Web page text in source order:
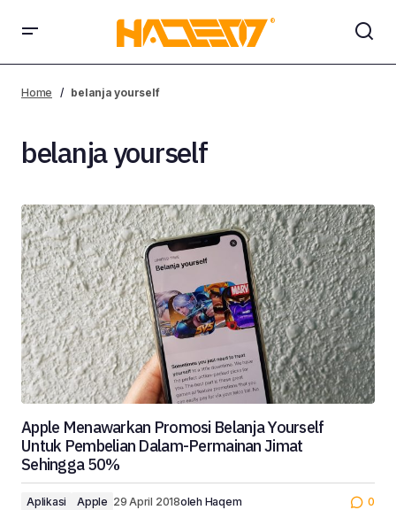
Home belanja yourself
belanja yourself
Apple Menawarkan Promosi Belanja Yourself
Untuk Pembelian Dalam-Permainan Jimat
Sehingga 50%
Aplikasi Apple 29 April 2018oleh Haqem 0